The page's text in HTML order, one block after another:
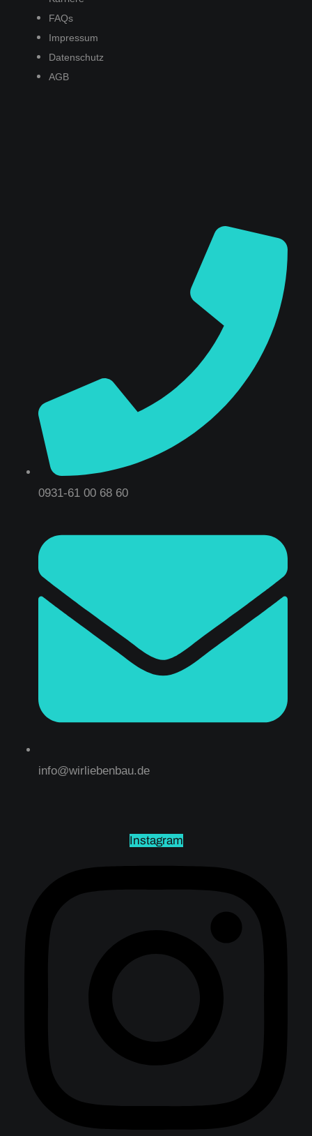
FAQs
Impressum
Datenschutz
AGB
0931-61 00 68 60
info@wirliebenbau.de
Instagram